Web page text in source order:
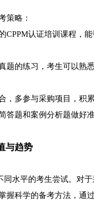
策略：
CPPM认证培训课程，
题的练习，考生可以熟
，多参与采购项目，积
答题和案例分析题做好准
与趋势
水平的考生尝试。对
科学的备考方法，通